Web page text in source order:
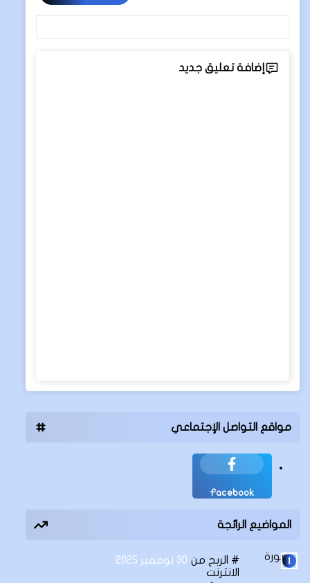
إضافة تعليق جديد
مواقع التواصل الإجتماعي
Facebook
المواضيع الرائجة
الربح من
الانترنت
30 نوفمبر 2025